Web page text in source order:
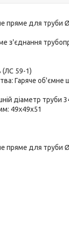
пряме для труби
з'єднання
(ЛС 59-1)
Гаряче об'ємне
діаметр труби
49х49х51
пряме для труби